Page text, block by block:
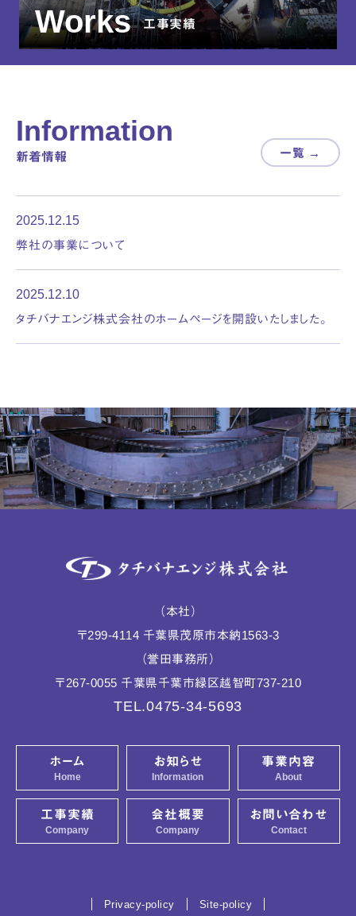
Works 工事実績
Information
新着情報
2025.12.15
弊社の事業について
2025.12.10
タチバナエンジ株式会社のホームページを開設いたしました。
一覧
（本社）
〒299-4114 千葉県茂原市本納1563-3
（誉田事務所）
〒267-0055 千葉県千葉市緑区越智町737-210
TEL.0475-34-5693
ホーム
Home
お知らせ
Information
事業内容
About
工事実績
Company
会社概要
Company
お問い合わせ
Contact
Privacy-policy Site-policy